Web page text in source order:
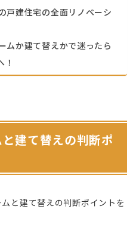
戸建住宅の全面リノベーシ
ムか建て替えかで迷ったら
！
建て替えの判断ポ
と建て替えの判断ポイントを